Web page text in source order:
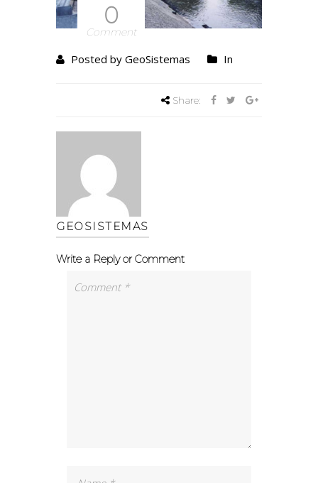
0
Comment
Posted by GeoSistemas In
Share:
GEOSISTEMAS
Write a Reply or Comment